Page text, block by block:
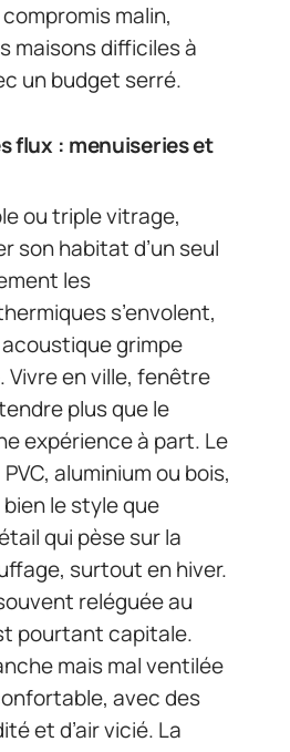
malin,
maisons difficiles à
un budget serré.
flux : menuiseries et
ou triple vitrage,
son habitat d’un seul
les
s’envolent,
grimpe
Vivre en ville, fenêtre
plus que le
expérience à part. Le
aluminium ou bois,
le style que
qui pèse sur la
surtout en hiver.
reléguée au
pourtant capitale.
mais mal ventilée
avec des
et d’air vicié. La